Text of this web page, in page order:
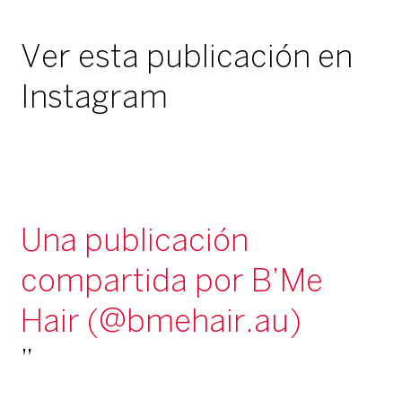
Ver esta publicación en
Instagram
Una publicación
compartida por B’Me
Hair (@bmehair.au)